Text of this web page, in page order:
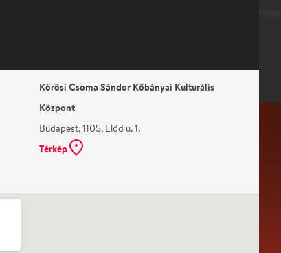
Kőrösi Csoma Sándor Kőbányai Kulturális
Központ
Budapest, 1105, Előd u. 1.
Térkép